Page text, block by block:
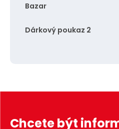
Bazar
Dárkový poukaz 2
Chcete být